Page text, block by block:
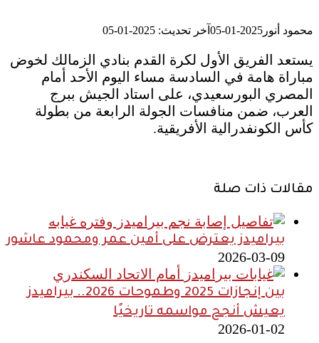
محمود أنور 2025-01-05 آخر تحديث: 2025-01-05
يستعد الفريق الأول لكرة القدم بنادي الزمالك لخوض
مباراة هامة في السادسة مساء اليوم الأحد أمام
المصري البورسعيدي، على استاد الجيش ببرج
العرب، ضمن منافسات الجولة الرابعة من بطولة
كأس الكونفدرالية الأفريقية.
مقالات ذات صلة
بيراميدز يعترض على أمين عمر ومحمود عاشور
2026-03-09
بين إنجازات 2025 وطموحات 2026.. بيراميدز
يعيش أنجح مواسمه تاريخيًا
2026-01-02